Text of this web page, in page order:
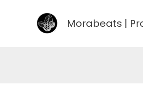
Morabeats |